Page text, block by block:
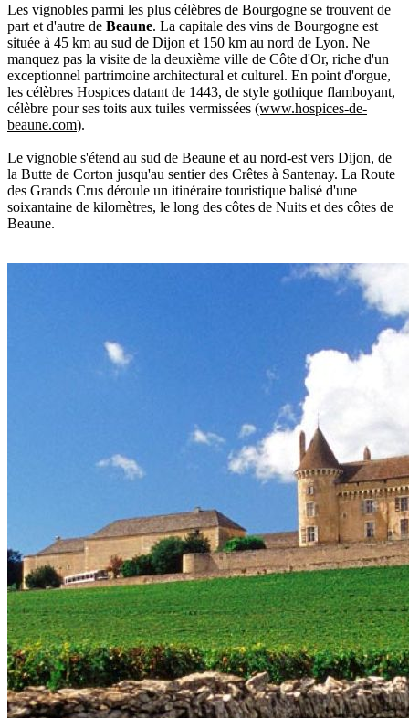
Les vignobles parmi les plus célèbres de Bourgogne se trouvent de
part et d'autre de Beaune. La capitale des vins de Bourgogne est
située à 45 km au sud de Dijon et 150 km au nord de Lyon. Ne
manquez pas la visite de la deuxième ville de Côte d'Or, riche d'un
exceptionnel partrimoine architectural et culturel. En point d'orgue,
les célèbres Hospices datant de 1443, de style gothique flamboyant,
célèbre pour ses toits aux tuiles vermissées (www.hospices-de-
beaune.com).
Le vignoble s'étend au sud de Beaune et au nord-est vers Dijon, de
la Butte de Corton jusqu'au sentier des Crêtes à Santenay. La Route
des Grands Crus déroule un itinéraire touristique balisé d'une
soixantaine de kilomètres, le long des côtes de Nuits et des côtes de
Beaune.